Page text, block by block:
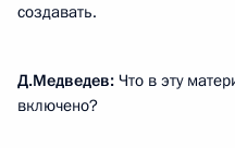
создавать.
Д.Медведев: Что в эту
включено?